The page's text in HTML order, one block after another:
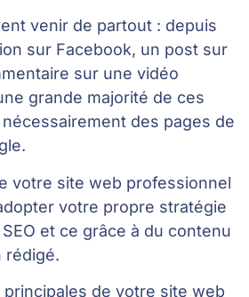
venir de partout : depuis
sur Facebook, un post sur
sur une vidéo
grande majorité de ces
des pages de
votre site web professionnel
votre propre stratégie
et ce grâce à du contenu
rédigé.
principales de votre site web